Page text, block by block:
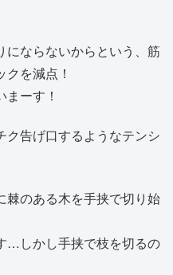
にならないからという、筋
を減点！
ーす！
ク告げ口するようなテンシ
棘のある木を手挟で切り始
…しかし手挟で枝を切るの